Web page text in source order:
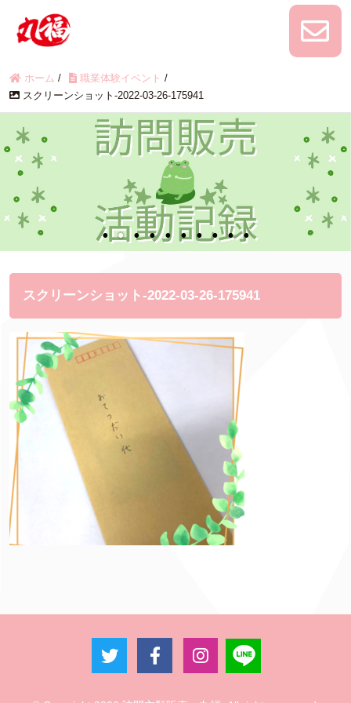
ホーム / 職業体験イベント /
スクリーンショット-2022-03-26-175941
スクリーンショット-2022-03-26-175941